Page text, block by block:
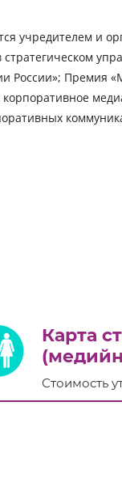
учредителем и
России»; Премия
Карта
Стоимость